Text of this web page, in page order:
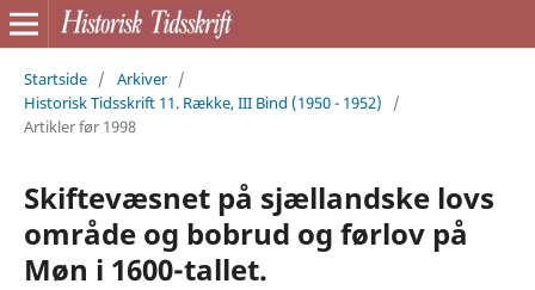
Startside / Arkiver /
Historisk Tidsskrift 11. Række, III Bind (1950 - 1952)
/
Artikler før 1998
Skiftevæsnet på sjællandske lovs
område og bobrud og førlov på
Møn i 1600-tallet.